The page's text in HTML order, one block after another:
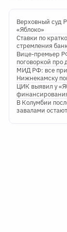
Верховный суд
«Яблоко»
Ставки по
стремления
Вице-премьер
поговоркой про
МИД РФ: все
Нижнекамску
ЦИК выявил у
В Колумбии
завалами